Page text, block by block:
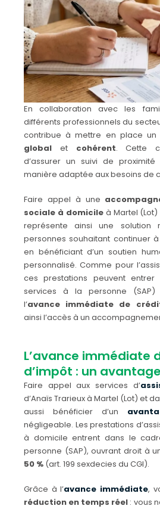
En collaboration avec les
différents professionnels du
contribue à mettre en place un
global et cohérent. Cette
d’assurer un suivi de
manière adaptée aux besoins de
Faire appel à une
sociale à domicileà Martel (Lot)
représente ainsi une solution
personnes souhaitant continuer
en bénéficiant d’un soutien
personnalisé. Comme pour
ces prestations peuvent
services à la personne
l’avance immédiate de
ainsi l’accès à un
L’avance immédiate
d’impôt : un
Faire appel aux services d’
d’Anaïs Trarieux à Martel (Lot) et
aussi bénéficier d’un
négligeable. Les prestations
à domicile entrent dans le
personne (SAP), ouvrant droit à
50 % (art. 199 sexdecies du CGI).
Grâce à l’avance immédiate,
réduction en temps réel : vous